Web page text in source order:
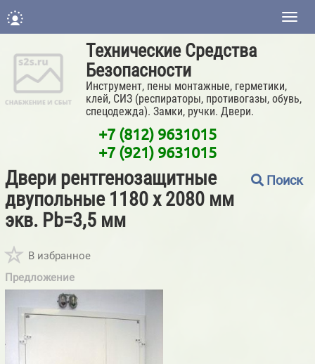
Технические Средства
Безопасности
Инструмент, пены монтажные, герметики,
клей, СИЗ (респираторы, противогазы, обувь,
спецодежда). Замки, ручки. Двери.
+7 (812) 9631015
+7 (921) 9631015
Двери рентгенозащитные
двупольные 1180 х 2080 мм
экв. Pb=3,5 мм
Поиск
В избранное
Предложение